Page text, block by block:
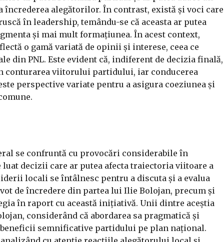
alegătorilor. În contrast, există și voci care
în leadership, temându-se că aceasta ar putea
și mai mult formațiunea. În acest context,
o gamă variată de opinii și interese, ceea ce
din PNL. Este evident că, indiferent de decizia finală,
viitorului partidului, iar conducerea
perspective variate pentru a asigura coeziunea și
se confruntă cu provocări considerabile în
decizii care ar putea afecta traiectoria viitoare a
locali se întâlnesc pentru a discuta și a evalua
de încredere din partea lui Ilie Bolojan, precum și
în raport cu această inițiativă. Unii dintre aceștia
considerând că abordarea sa pragmatică și
semnificative partidului pe plan național.